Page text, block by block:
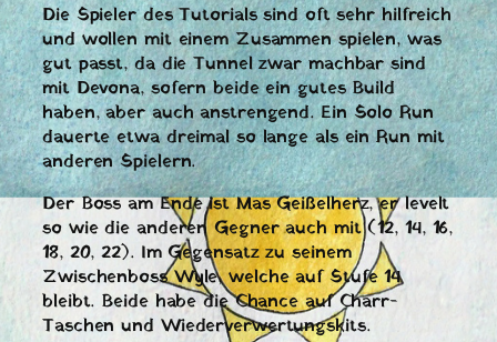
Die Spieler des Tutorials sind oft sehr hilfreich
und wollen mit einem Zusammen spielen, was
gut passt, da die Tunnel zwar machbar sind
mit Devona, sofern beide ein gutes Build
haben, aber auch anstrengend. Ein Solo Run
dauerte etwa dreimal so lange als ein Run mit
anderen Spielern.
Der Boss am Ende ist Mas Geißelherz, er levelt
so wie die anderen Gegner auch mit (12, 14, 16,
18, 20, 22). Im Gegensatz zu seinem
Zwischenboss Wyle, welche auf Stufe 14
bleibt. Beide habe die Chance auf Charr-
Taschen und Wiederverwertungskits.